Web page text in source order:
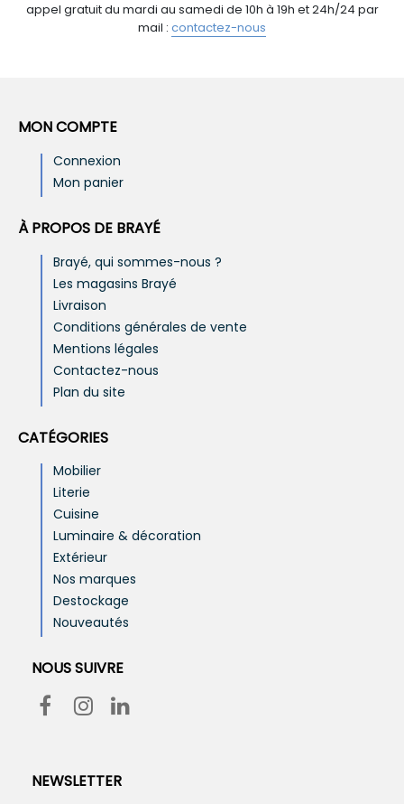
appel gratuit du mardi au samedi de 10h à 19h et 24h/24 par
mail : contactez-nous
MON COMPTE
Connexion
Mon panier
À PROPOS DE BRAYÉ
Brayé, qui sommes-nous ?
Les magasins Brayé
Livraison
Conditions générales de vente
Mentions légales
Contactez-nous
Plan du site
CATÉGORIES
Mobilier
Literie
Cuisine
Luminaire & décoration
Extérieur
Nos marques
Destockage
Nouveautés
NOUS SUIVRE
NEWSLETTER